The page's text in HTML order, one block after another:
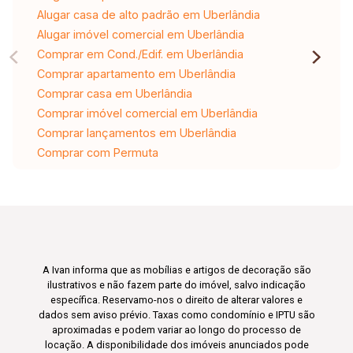
Alugar casa de alto padrão em Uberlândia
Alugar imóvel comercial em Uberlândia
Comprar em Cond./Edif. em Uberlândia
Comprar apartamento em Uberlândia
Comprar casa em Uberlândia
Comprar imóvel comercial em Uberlândia
Comprar lançamentos em Uberlândia
Comprar com Permuta
A Ivan informa que as mobílias e artigos de decoração são
ilustrativos e não fazem parte do imóvel, salvo indicação
específica. Reservamo-nos o direito de alterar valores e
dados sem aviso prévio. Taxas como condomínio e IPTU são
aproximadas e podem variar ao longo do processo de
locação. A disponibilidade dos imóveis anunciados pode